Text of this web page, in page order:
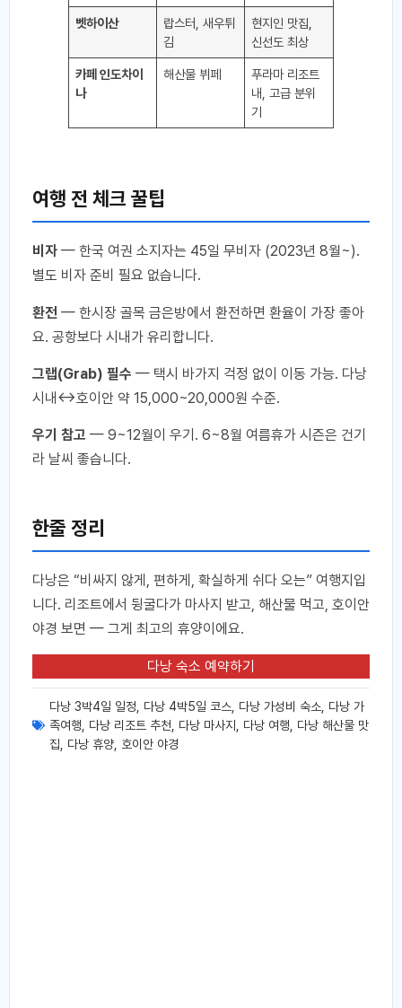
벳하이산
랍스터, 새우튀
김
현지인 맛집,
신선도 최상
카페 인도차이
나
해산물 뷔페
푸라마 리조트
내, 고급 분위
기
여행 전 체크 꿀팁
비자 — 한국 여권 소지자는 45일 무비자 (2023년 8월~).
별도 비자 준비 필요 없습니다.
환전 — 한시장 골목 금은방에서 환전하면 환율이 가장 좋아
요. 공항보다 시내가 유리합니다.
그랩(Grab) 필수 — 택시 바가지 걱정 없이 이동 가능. 다낭
시내↔호이안 약 15,000~20,000원 수준.
우기 참고 — 9~12월이 우기. 6~8월 여름휴가 시즌은 건기
라 날씨 좋습니다.
한줄 정리
다낭은 “비싸지 않게, 편하게, 확실하게 쉬다 오는” 여행지입
니다. 리조트에서 뒹굴다가 마사지 받고, 해산물 먹고, 호이안
야경 보면 — 그게 최고의 휴양이에요.
다낭 숙소 예약하기
다낭 3박4일 일정 다낭 4박5일 코스 다낭 가성비 숙소 다낭 가
족여행
다낭 리조트 추천 다낭 마사지 다낭 여행
다낭 해산물 맛
집
다낭 휴양 호이안 야경